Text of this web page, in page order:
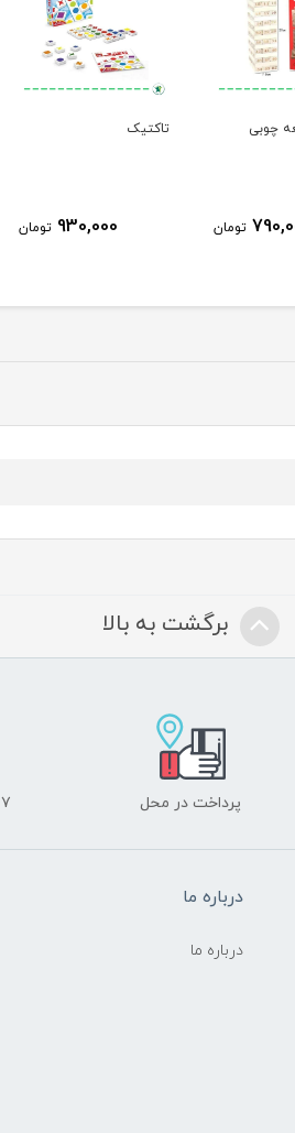
تومان
تاکتیک
930,000 تومان
برگشت به بالا
پرداخت در محل ۷ روز ضمانت بازگشت
درباره ما
درباره ما